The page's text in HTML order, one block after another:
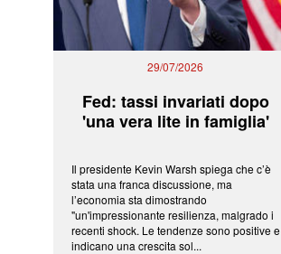
29/07/2026
Fed: tassi invariati dopo
'una vera lite in famiglia'
Il presidente Kevin Warsh spiega che c’è
stata una franca discussione, ma
l’economia sta dimostrando
"un'impressionante resilienza, malgrado i
recenti shock. Le tendenze sono positive e
indicano una crescita sol...